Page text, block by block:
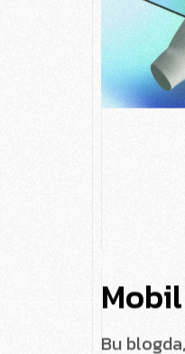
Mobil
Bu blogda,